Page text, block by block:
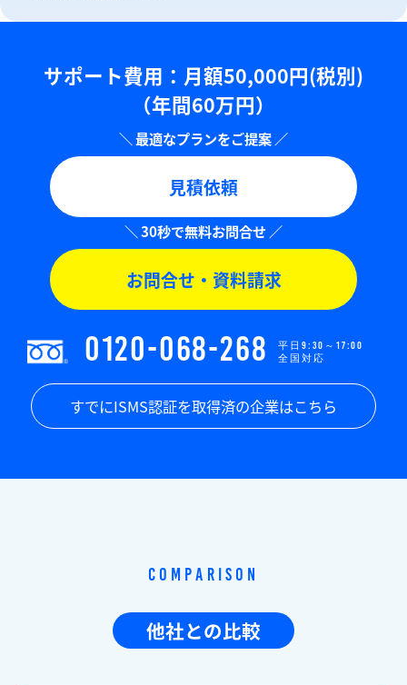
サポート費用：⽉額50,000円(税別)
（年間60万円）
見積依頼
お問合せ・資料請求
0120-068-268
平日9:30～17:00
全国対応
すでにISMS認証を取得済の企業はこちら
Comparison
他社との比較